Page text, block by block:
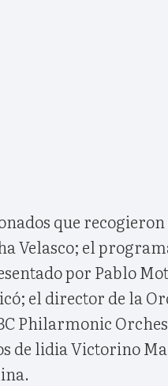
que
Velasco; el
por Pablo
el director de la
Philarmonic
de lidia Victorino